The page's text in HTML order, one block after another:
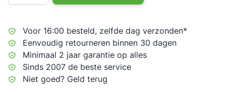
Voor 16:00 besteld, zelfde dag verzonden*
Eenvoudig retourneren binnen 30 dagen
Minimaal 2 jaar garantie op alles
Sinds 2007 de beste service
Niet goed? Geld terug